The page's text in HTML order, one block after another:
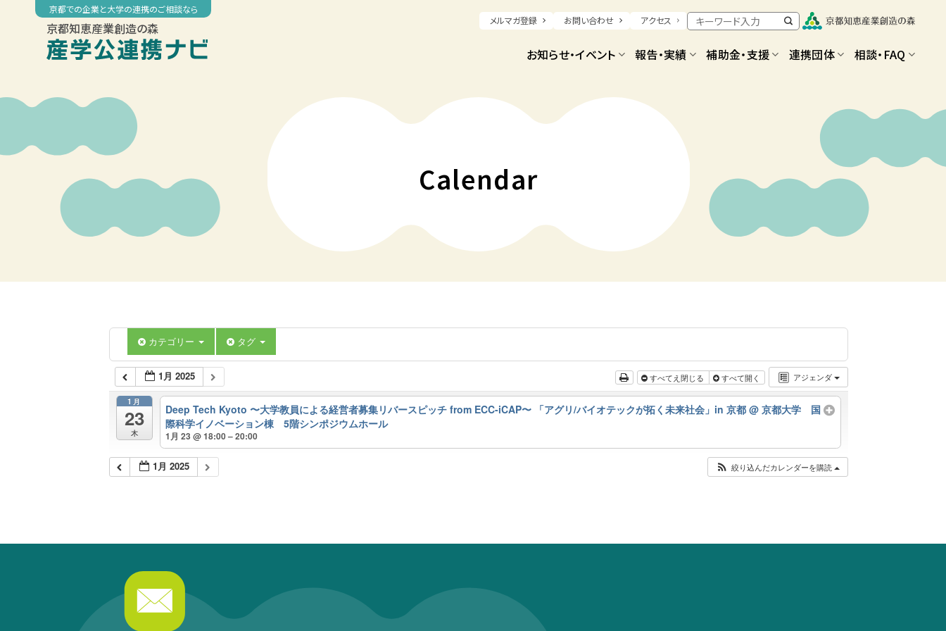
京都での企業と大学の連携のご相談なら
京都知恵産業創造の森 メルマガ登録 お問い合わせ アクセス
お知らせ・イベント 報告・実績 補助金・支援 連携団体 相談・FAQ
Calendar
カテゴリー タグ
アジェンダ
1月 2025 すべてえ閉じる すべて開く
1月
23
木
Deep Tech Kyoto 〜大学教員による経営者募集リバースピッチ from ECC-iCAP〜 「アグリ/バイオテックが拓く未来社会」in 京都@ 京都大学 国
際科学イノベーション棟 5階シンポジウムホール
1月 23 @ 18:00 – 20:00
1月 2025 絞り込んだカレンダーを購読